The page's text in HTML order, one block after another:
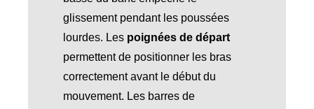
glissement pendant les poussées
lourdes. Les poignées de départ
permettent de positionner les bras
correctement avant le début du
mouvement. Les barres de